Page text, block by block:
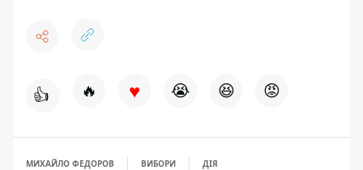
👍 🔥 ♥ 😭 😆 😡
МИХАЙЛО ФЕДОРОВ ВИБОРИ ДІЯ